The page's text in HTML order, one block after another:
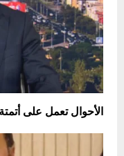
الأحوال تعمل على